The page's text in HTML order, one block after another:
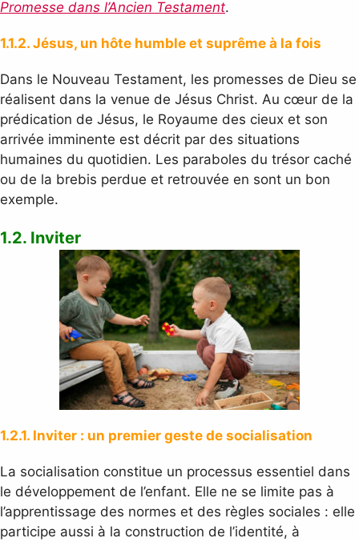
Promesse dans l’Ancien Testament.
1.1.2. Jésus, un hôte humble et suprême à la fois
Dans le Nouveau Testament, les promesses de Dieu se
réalisent dans la venue de Jésus Christ. Au cœur de la
prédication de Jésus, le Royaume des cieux et son
arrivée imminente est décrit par des situations
humaines du quotidien. Les paraboles du trésor caché
ou de la brebis perdue et retrouvée en sont un bon
exemple.
1.2. Inviter
1.2.1. Inviter : un premier geste de socialisation
La socialisation constitue un processus essentiel dans
le développement de l’enfant. Elle ne se limite pas à
l’apprentissage des normes et des règles sociales : elle
participe aussi à la construction de l’identité, à